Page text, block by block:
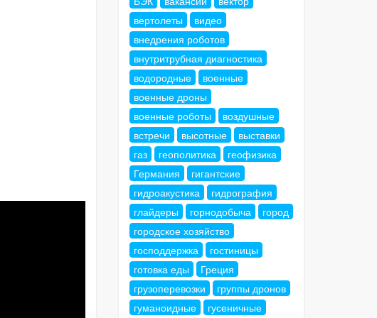
вертолеты
видео
внедрения роботов
внутритрубная диагностика
водородные
военные
военные дроны
военные роботы
воздушные
встречи
высотные
выставки
газ
геополитика
геофизика
Германия
гигантские
гидроакустика
гидрография
глайдеры
горнодобыча
город
городское хозяйство
господдержка
гостиницы
готовка еды
Греция
грузоперевозки
группы дронов
гуманоидные
гусеничные